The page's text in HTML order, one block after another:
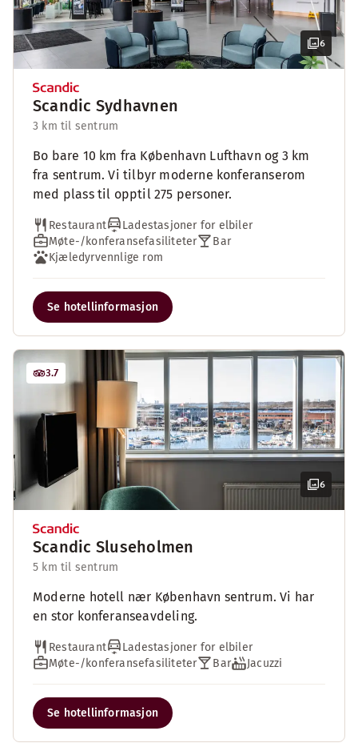
6
Scandic Sydhavnen
3 km til sentrum
Bo bare 10 km fra København Lufthavn og 3 km
fra sentrum. Vi tilbyr moderne konferanserom
med plass til opptil 275 personer.
Restaurant
Ladestasjoner for elbiler
Møte-/konferansefasiliteter
Bar
Kjæledyrvennlige rom
Se hotellinformasjon
6
3.7
Scandic Sluseholmen
5 km til sentrum
Moderne hotell nær København sentrum. Vi har
en stor konferanseavdeling.
Restaurant
Ladestasjoner for elbiler
Møte-/konferansefasiliteter
Bar Jacuzzi
Se hotellinformasjon